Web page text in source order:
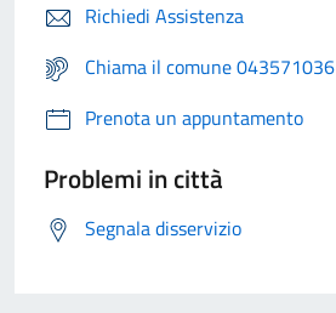
Richiedi Assistenza
Chiama il comune 043571036
Prenota un appuntamento
Problemi in città
Segnala disservizio